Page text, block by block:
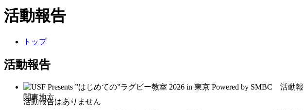
活動報告
トップ
活動報告
関東地方